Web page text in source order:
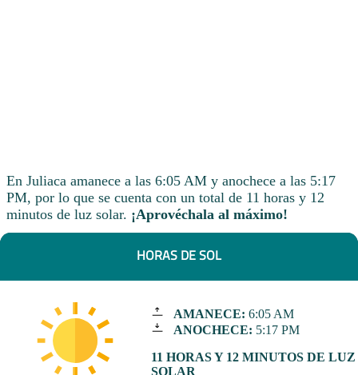
En Juliaca amanece a las 6:05 AM y anochece a las 5:17
PM, por lo que se cuenta con un total de 11 horas y 12
minutos de luz solar. ¡Aprovéchala al máximo!
HORAS DE SOL
AMANECE: 6:05 AM
ANOCHECE: 5:17 PM
11 HORAS Y 12 MINUTOS DE LUZ
SOLAR